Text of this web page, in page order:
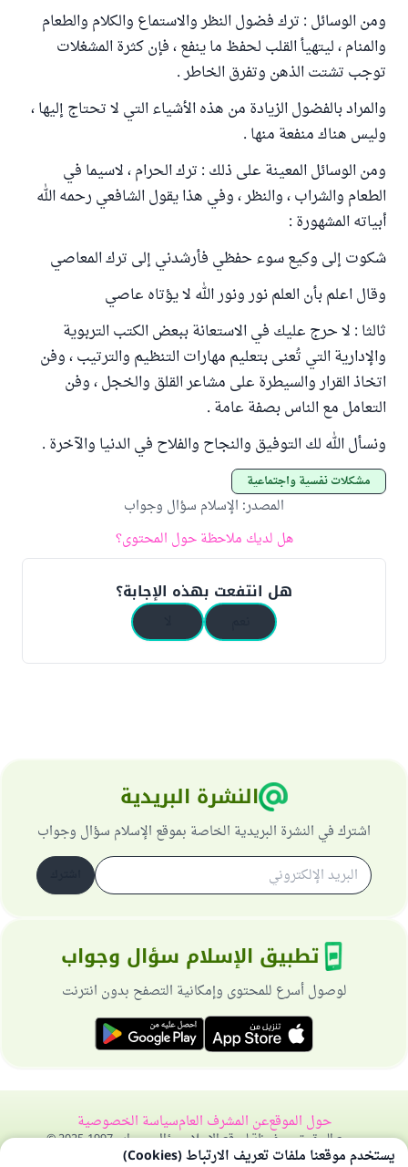
ومن الوسائل : ترك فضول النظر والاستماع والكلام والطعام
والمنام ، ليتهيأ القلب لحفظ ما ينفع ، فإن كثرة المشغلات
توجب تشتت الذهن وتفرق الخاطر .
والمراد بالفضول الزيادة من هذه الأشياء التي لا تحتاج إليها ،
وليس هناك منفعة منها .
ومن الوسائل المعينة على ذلك : ترك الحرام ، لاسيما في
الطعام والشراب ، والنظر ، وفي هذا يقول الشافعي رحمه الله
أبياته المشهورة :
شكوت إلى وكيع سوء حفظي فأرشدني إلى ترك المعاصي
وقال اعلم بأن العلم نور ونور الله لا يؤتاه عاصي
ثالثا : لا حرج عليك في الاستعانة ببعض الكتب التربوية
والإدارية التي تُعنى بتعليم مهارات التنظيم والترتيب ، وفن
اتخاذ القرار والسيطرة على مشاعر القلق والخجل ، وفن
التعامل مع الناس بصفة عامة .
ونسأل الله لك التوفيق والنجاح والفلاح في الدنيا والآخرة .
مشكلات نفسية واجتماعية
المصدر: الإسلام سؤال وجواب
هل لديك ملاحظة حول المحتوى؟
هل انتفعت بهذه الإجابة؟
النشرة البريدية
اشترك في النشرة البريدية الخاصة بموقع الإسلام سؤال وجواب
تطبيق الإسلام سؤال وجواب
لوصول أسرع للمحتوى وإمكانية التصفح بدون انترنت
حول الموقععن المشرف العامسياسة الخصوصية
جميع الحقوق محفوظة لموقع الإسلام سؤال وجواب 1997-2025 ©
يستخدم موقعنا ملفات تعريف الارتباط (Cookies)